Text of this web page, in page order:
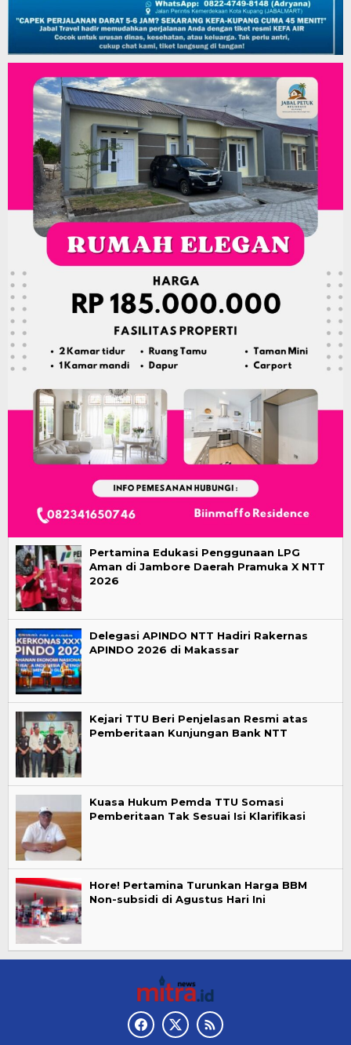
Pertamina Edukasi Penggunaan LPG
Aman di Jambore Daerah Pramuka X NTT
2026
Delegasi APINDO NTT Hadiri Rakernas
APINDO 2026 di Makassar
Kejari TTU Beri Penjelasan Resmi atas
Pemberitaan Kunjungan Bank NTT
Kuasa Hukum Pemda TTU Somasi
Pemberitaan Tak Sesuai Isi Klarifikasi
Hore! Pertamina Turunkan Harga BBM
Non-subsidi di Agustus Hari Ini